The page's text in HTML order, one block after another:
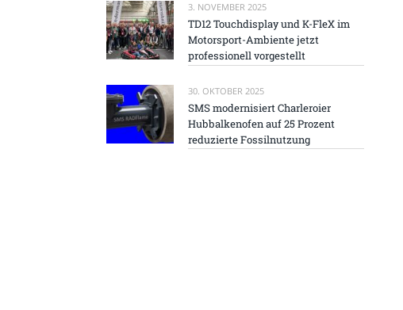
3. NOVEMBER 2025
TD12 Touchdisplay und K-FleX im
Motorsport-Ambiente jetzt
professionell vorgestellt
30. OKTOBER 2025
SMS modernisiert Charleroier
Hubbalkenofen auf 25 Prozent
reduzierte Fossilnutzung